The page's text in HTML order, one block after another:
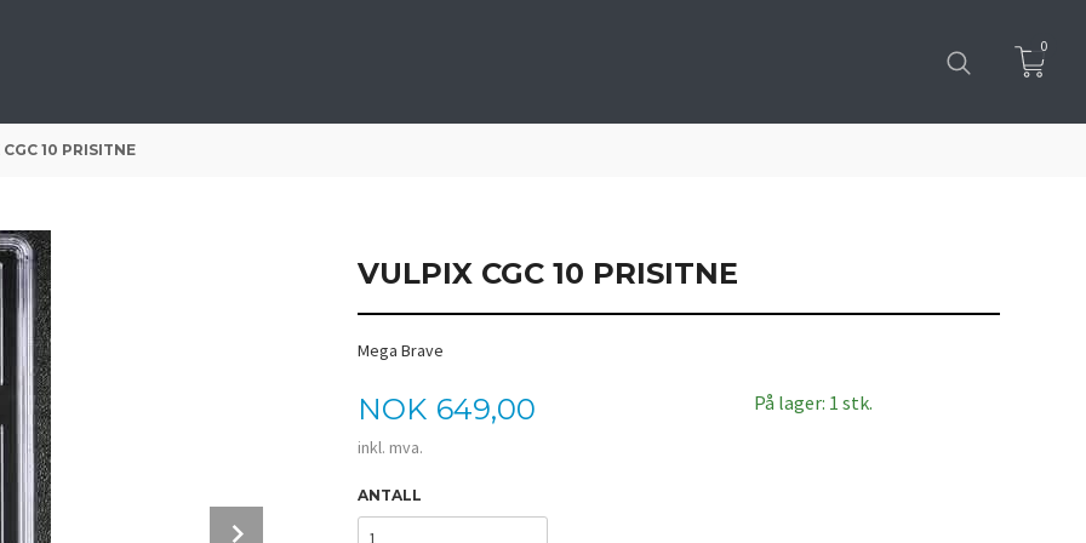
0
10 PRISITNE
VULPIX CGC 10 PRISITNE
Mega Brave
Pris
NOK 649,00
inkl. mva.
På lager: 1 stk.
ANTALL